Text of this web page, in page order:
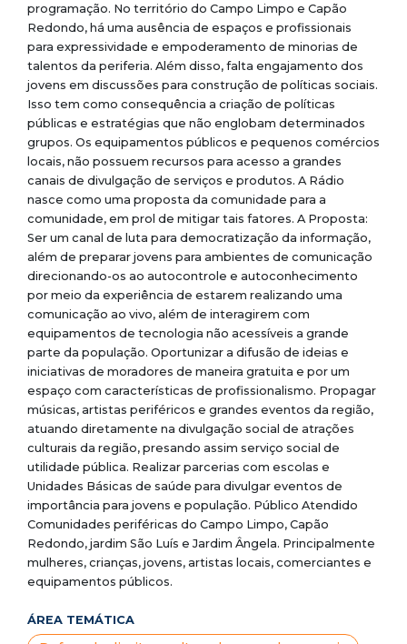
programação. No território do Campo Limpo e Capão
Redondo, há uma ausência de espaços e profissionais
para expressividade e empoderamento de minorias de
talentos da periferia. Além disso, falta engajamento dos
jovens em discussões para construção de políticas sociais.
Isso tem como consequência a criação de políticas
públicas e estratégias que não englobam determinados
grupos. Os equipamentos públicos e pequenos comércios
locais, não possuem recursos para acesso a grandes
canais de divulgação de serviços e produtos. A Rádio
nasce como uma proposta da comunidade para a
comunidade, em prol de mitigar tais fatores. A Proposta:
Ser um canal de luta para democratização da informação,
além de preparar jovens para ambientes de comunicação
direcionando-os ao autocontrole e autoconhecimento
por meio da experiência de estarem realizando uma
comunicação ao vivo, além de interagirem com
equipamentos de tecnologia não acessíveis a grande
parte da população. Oportunizar a difusão de ideias e
iniciativas de moradores de maneira gratuita e por um
espaço com características de profissionalismo. Propagar
músicas, artistas periféricos e grandes eventos da região,
atuando diretamente na divulgação social de atrações
culturais da região, presando assim serviço social de
utilidade pública. Realizar parcerias com escolas e
Unidades Básicas de saúde para divulgar eventos de
importância para jovens e população. Público Atendido
Comunidades periféricas do Campo Limpo, Capão
Redondo, jardim São Luís e Jardim Ângela. Principalmente
mulheres, crianças, jovens, artistas locais, comerciantes e
equipamentos públicos.
ÁREA TEMÁTICA